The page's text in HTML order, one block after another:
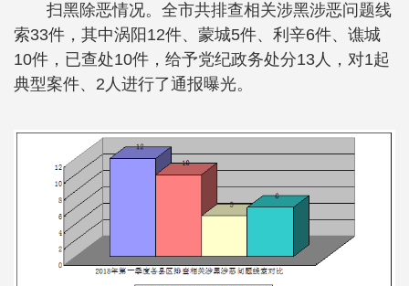
扫黑除恶情况。全市共排查相关涉黑涉恶问题线
索33件，其中涡阳12件、蒙城5件、利辛6件、谯城
10件，已查处10件，给予党纪政务处分13人，对1起
典型案件、2人进行了通报曝光。